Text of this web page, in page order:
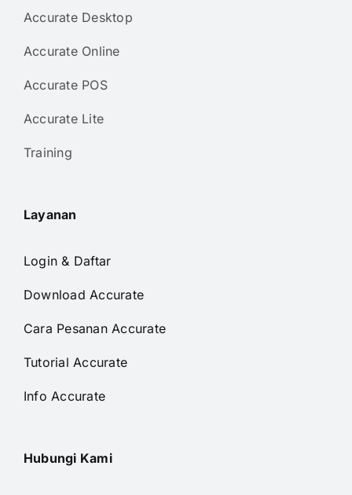
Accurate Desktop
Accurate Online
Accurate POS
Accurate Lite
Training
Layanan
Login & Daftar
Download Accurate
Cara Pesanan Accurate
Tutorial Accurate
Info Accurate
Hubungi Kami